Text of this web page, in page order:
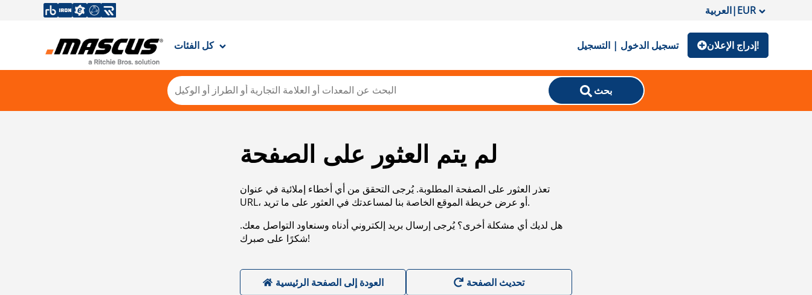
العربية|EUR
كل الفئات تسجيل الدخول | التسجيل إدراج الإعلان!
بحث
لم يتم العثور على الصفحة
تعذر العثور على الصفحة المطلوبة. يُرجى التحقق من أي أخطاء إملائية في عنوان
URL، أو عرض خريطة الموقع الخاصة بنا لمساعدتك في العثور على ما تريد.
هل لديك أي مشكلة أخرى؟ يُرجى إرسال بريد إلكتروني أدناه وسنعاود التواصل معك.
شكرًا على صبرك!
العودة إلى الصفحة الرئيسية